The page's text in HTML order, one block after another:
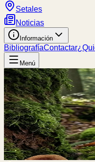
Setales
Noticias
Información
BibliografíaContactar
Menú